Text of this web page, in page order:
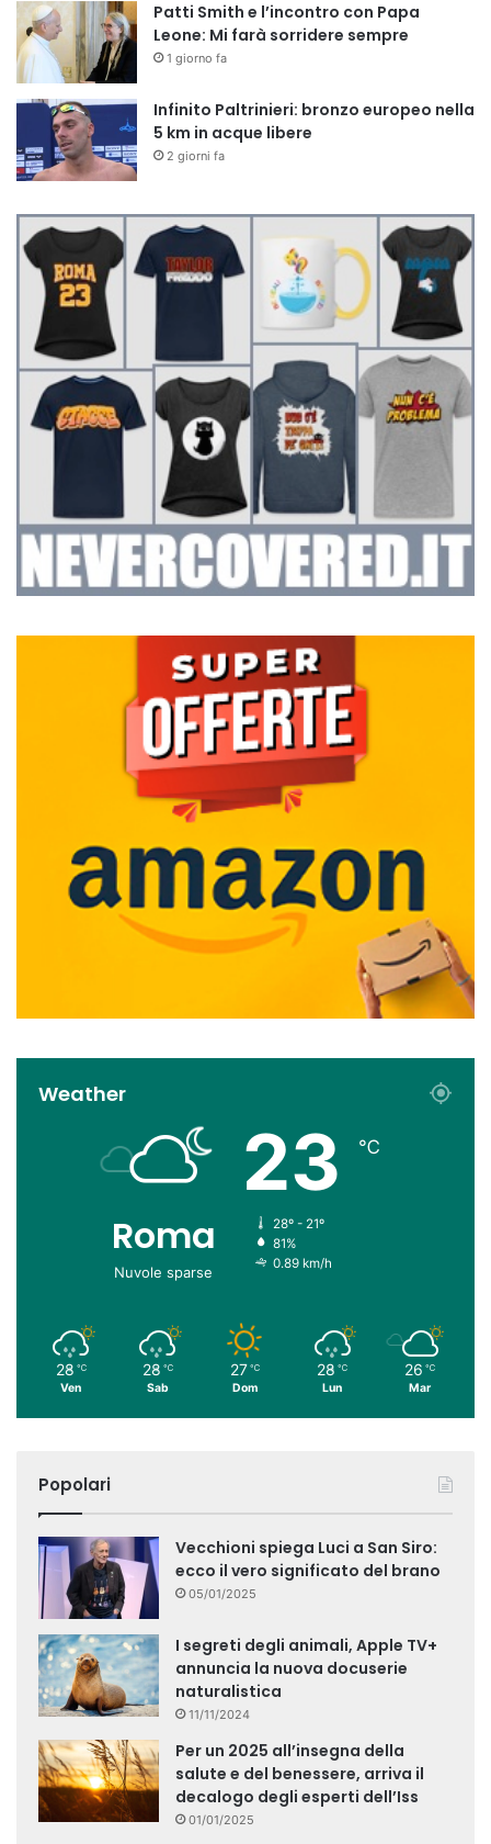
Patti Smith e l’incontro con Papa
Leone: Mi farà sorridere sempre
1 giorno fa
Infinito Paltrinieri: bronzo europeo nella
5 km in acque libere
2 giorni fa
Weather
Roma
Nuvole sparse
23 ℃
28º - 21º
81%
0.89 km/h
28 ℃
Ven
28 ℃
Sab
27 ℃
Dom
28 ℃
Lun
26 ℃
Mar
Popolari
Vecchioni spiega Luci a San Siro:
ecco il vero significato del brano
05/01/2025
I segreti degli animali, Apple TV+
annuncia la nuova docuserie
naturalistica
11/11/2024
Per un 2025 all’insegna della
salute e del benessere, arriva il
decalogo degli esperti dell’Iss
01/01/2025